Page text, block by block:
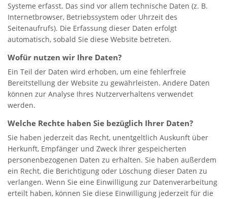
Systeme erfasst. Das sind vor allem technische Daten (z. B.
Internetbrowser, Betriebssystem oder Uhrzeit des
Seitenaufrufs). Die Erfassung dieser Daten erfolgt
automatisch, sobald Sie diese Website betreten.
Wofür nutzen wir Ihre Daten?
Ein Teil der Daten wird erhoben, um eine fehlerfreie
Bereitstellung der Website zu gewährleisten. Andere Daten
können zur Analyse Ihres Nutzerverhaltens verwendet
werden.
Welche Rechte haben Sie bezüglich Ihrer Daten?
Sie haben jederzeit das Recht, unentgeltlich Auskunft über
Herkunft, Empfänger und Zweck Ihrer gespeicherten
personenbezogenen Daten zu erhalten. Sie haben außerdem
ein Recht, die Berichtigung oder Löschung dieser Daten zu
verlangen. Wenn Sie eine Einwilligung zur Datenverarbeitung
erteilt haben, können Sie diese Einwilligung jederzeit für die